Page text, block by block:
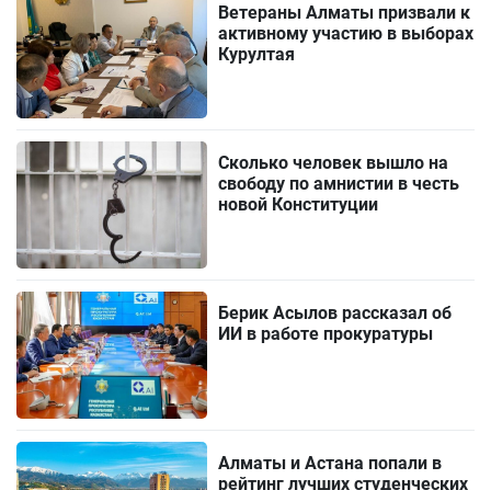
Ветераны Алматы призвали к
активному участию в выборах
Курултая
Сколько человек вышло на
свободу по амнистии в честь
новой Конституции
Берик Асылов рассказал об
ИИ в работе прокуратуры
Алматы и Астана попали в
рейтинг лучших студенческих